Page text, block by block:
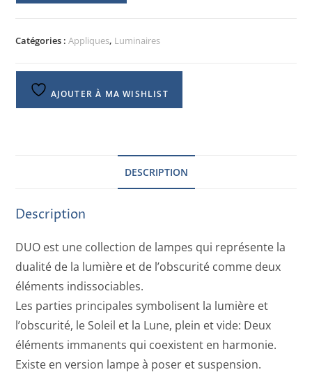
Catégories :Appliques, Luminaires
AJOUTER À MA WISHLIST
DESCRIPTION
Description
DUO est une collection de lampes qui représente la
dualité de la lumière et de l’obscurité comme deux
éléments indissociables.
Les parties principales symbolisent la lumière et
l’obscurité, le Soleil et la Lune, plein et vide: Deux
éléments immanents qui coexistent en harmonie.
Existe en version lampe à poser et suspension.